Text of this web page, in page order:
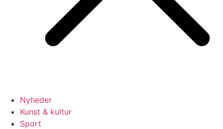
Nyheder
Kunst & kultur
Sport